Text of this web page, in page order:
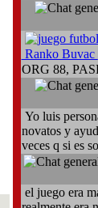
Ranko Buvac
ORG 88,
Yo luis
novatos y
veces q si es
el juego era